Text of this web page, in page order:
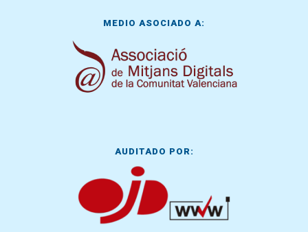
MEDIO ASOCIADO A:
AUDITADO POR: